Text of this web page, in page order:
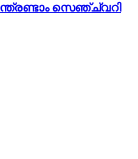
സെഞ്ച്വറി